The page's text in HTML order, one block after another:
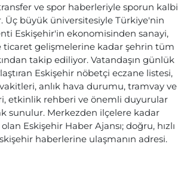
ve spor haberleriyle sporun kalbi
Üç büyük üniversitesiyle Türkiye'nin
Eskişehir'in ekonomisinden sanayi,
ticaret gelişmelerine kadar şehrin tüm
takip ediliyor. Vatandaşın günlük
Eskişehir nöbetçi eczane listesi,
anlık hava durumu, tramvay ve
etkinlik rehberi ve önemli duyurular
sunulur. Merkezden ilçelere kadar
Eskişehir Haber Ajansı; doğru, hızlı
haberlerine ulaşmanın adresi.